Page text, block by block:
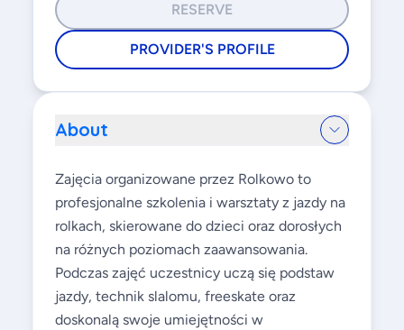
RESERVE
PROVIDER'S PROFILE
About
Zajęcia organizowane przez Rolkowo to
profesjonalne szkolenia i warsztaty z jazdy na
rolkach, skierowane do dzieci oraz dorosłych
na różnych poziomach zaawansowania.
Podczas zajęć uczestnicy uczą się podstaw
jazdy, technik slalomu, freeskate oraz
doskonalą swoje umiejętności w